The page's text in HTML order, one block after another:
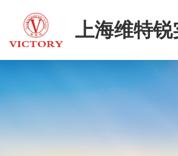
上海维特
二部